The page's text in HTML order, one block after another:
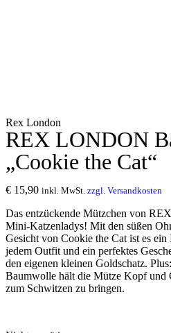
Rex London
REX LONDON
„Cookie the Cat“
€ 15,90 inkl. MwSt. zzgl. Versandkosten
Das entzückende Mützchen von
Mini-Katzenladys! Mit den süßen
Gesicht von Cookie the Cat ist es
jedem Outfit und ein perfektes
den eigenen kleinen Goldschatz.
Baumwolle hält die Mütze Kopf und
zum Schwitzen zu bringen.